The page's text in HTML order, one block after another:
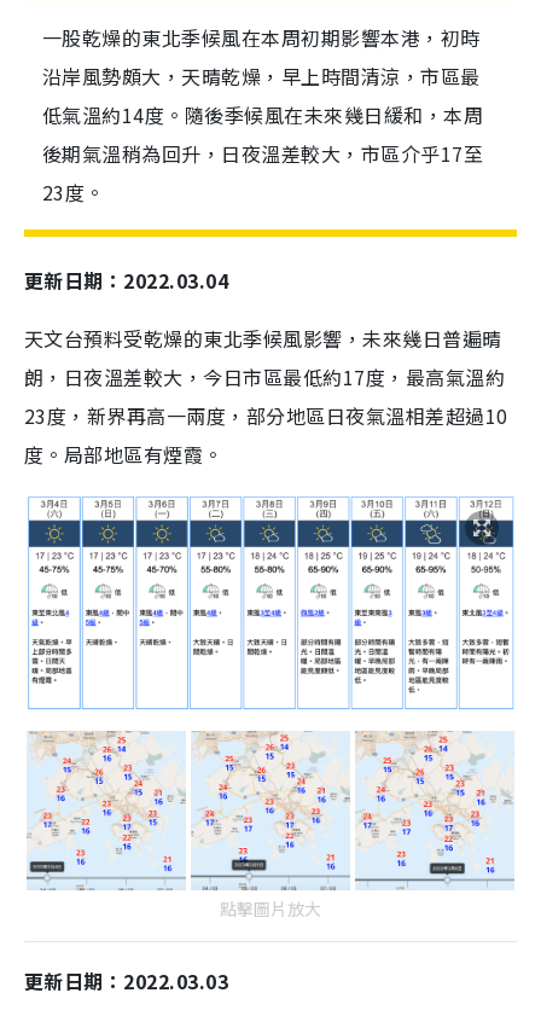
一股乾燥的東北季候風在本周初期影響本港，初時
沿岸風勢頗大，天晴乾燥，早上時間清涼，市區最
低氣溫約14度。隨後季候風在未來幾日緩和，本周
後期氣溫稍為回升，日夜溫差較大，市區介乎17至
23度。
更新日期：2022.03.04
天文台預料受乾燥的東北季候風影響，未來幾日普遍晴
朗，日夜溫差較大，今日市區最低約17度，最高氣溫約
23度，新界再高一兩度，部分地區日夜氣溫相差超過10
度。局部地區有煙霞。
點擊圖片放大
更新日期：2022.03.03